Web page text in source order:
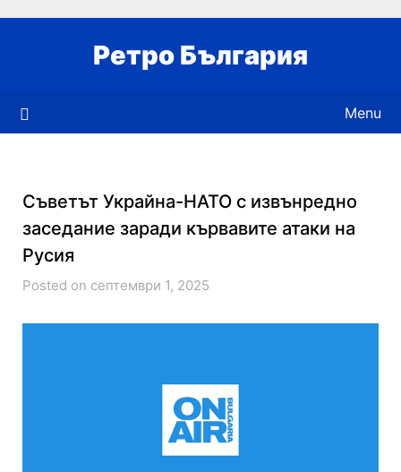
Ретро България
Menu
Съветът Украйна-НАТО с извънредно
заседание заради кървавите атаки на
Русия
Posted on септември 1, 2025